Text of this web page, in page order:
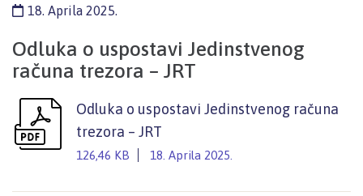
18. Aprila 2025.
Odluka o uspostavi Jedinstvenog
računa trezora – JRT
Odluka o uspostavi Jedinstvenog računa
trezora – JRT
126,46 KB 18. Aprila 2025.